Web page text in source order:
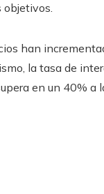
objetivos.
han
la tasa de
en un 40% a